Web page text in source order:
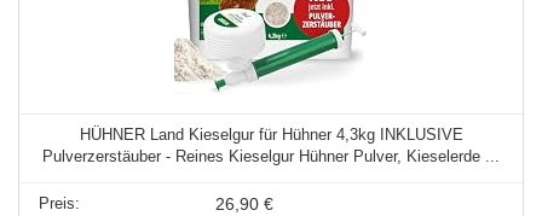
HÜHNER Land Kieselgur für Hühner 4,3kg INKLUSIVE
Pulverzerstäuber - Reines Kieselgur Hühner Pulver, Kieselerde ...
26,90 €